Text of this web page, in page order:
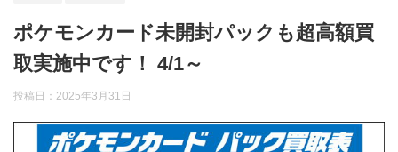
ポケモンカード未開封パックも超高額買
取実施中です！ 4/1～
投稿日： 2025年3月31日